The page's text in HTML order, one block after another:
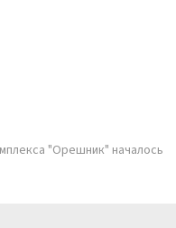
"Орешник" началось